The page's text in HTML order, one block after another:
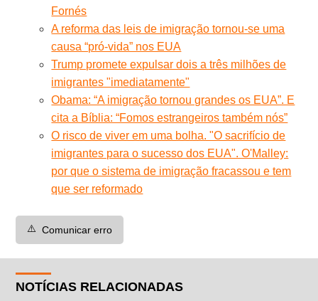
Fornés
A reforma das leis de imigração tornou-se uma
causa “pró-vida” nos EUA
Trump promete expulsar dois a três milhões de
imigrantes "imediatamente"
Obama: “A imigração tornou grandes os EUA”. E
cita a Bíblia: “Fomos estrangeiros também nós”
O risco de viver em uma bolha. "O sacrifício de
imigrantes para o sucesso dos EUA". O'Malley:
por que o sistema de imigração fracassou e tem
que ser reformado
⚠️ Comunicar erro
NOTÍCIAS RELACIONADAS